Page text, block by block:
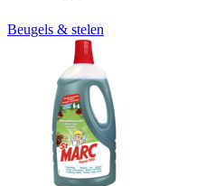
Beugels & stelen